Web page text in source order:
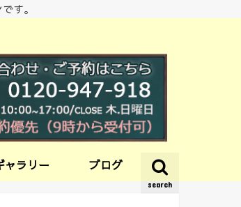
す。
search
ャラリー ブログ